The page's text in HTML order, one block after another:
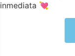
inmediata 💘